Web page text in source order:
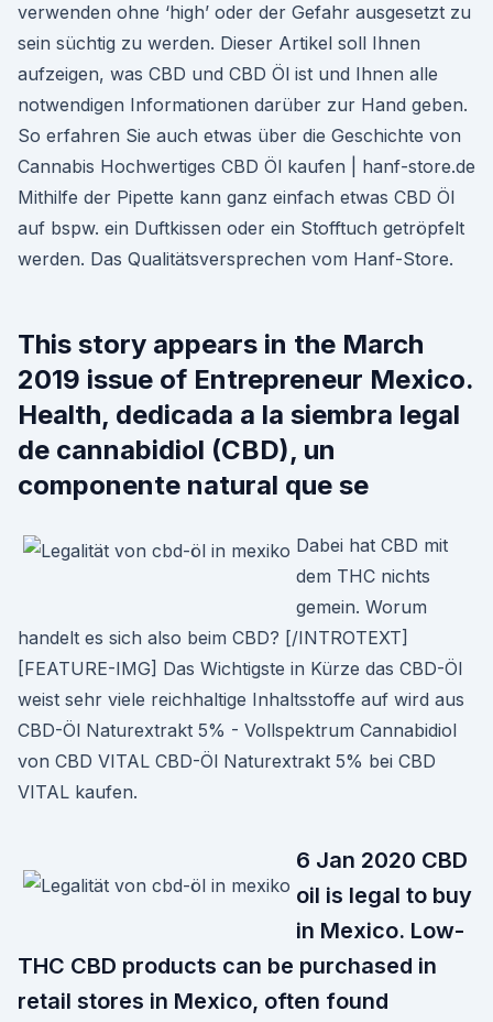
verwenden ohne ‘high’ oder der Gefahr ausgesetzt zu
sein süchtig zu werden. Dieser Artikel soll Ihnen
aufzeigen, was CBD und CBD Öl ist und Ihnen alle
notwendigen Informationen darüber zur Hand geben.
So erfahren Sie auch etwas über die Geschichte von
Cannabis Hochwertiges CBD Öl kaufen | hanf-store.de
Mithilfe der Pipette kann ganz einfach etwas CBD Öl
auf bspw. ein Duftkissen oder ein Stofftuch getröpfelt
werden. Das Qualitätsversprechen vom Hanf-Store.
This story appears in the March
2019 issue of Entrepreneur Mexico.
Health, dedicada a la siembra legal
de cannabidiol (CBD), un
componente natural que se
Dabei hat CBD mit
dem THC nichts
gemein. Worum
handelt es sich also beim CBD? [/INTROTEXT]
[FEATURE-IMG] Das Wichtigste in Kürze das CBD-Öl
weist sehr viele reichhaltige Inhaltsstoffe auf wird aus
CBD-Öl Naturextrakt 5% - Vollspektrum Cannabidiol
von CBD VITAL CBD-Öl Naturextrakt 5% bei CBD
VITAL kaufen.
6 Jan 2020 CBD
oil is legal to buy
in Mexico. Low-
THC CBD products can be purchased in
retail stores in Mexico, often found